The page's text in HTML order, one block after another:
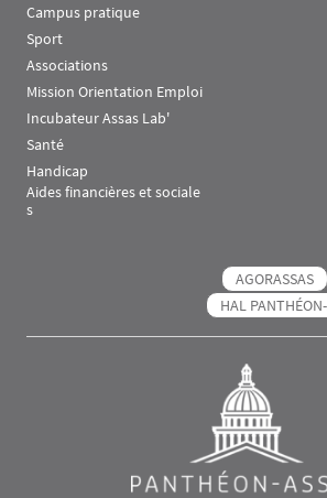
Campus pratique
Sport
Associations
Mission Orientation Emploi
Incubateur Assas Lab'
Santé
Handicap
Aides financières et sociale
s
AGORASSAS
HAL